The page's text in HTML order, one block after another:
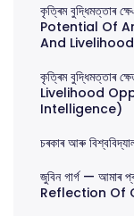
কৃত্ৰিম বুদ্ধিমত্তাৰ
Potential Of
And
কৃত্ৰিম বুদ্ধিমত্তাৰ
Livelihood
Intelligence)
চৰকাৰ আৰু
জুবিন গাৰ্গ —
Reflection Of